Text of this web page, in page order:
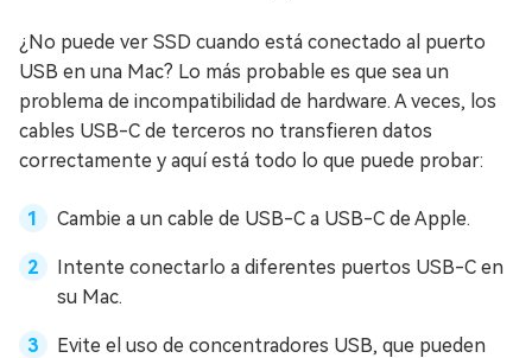
¿No puede ver SSD cuando está conectado al puerto
USB en una Mac? Lo más probable es que sea un
problema de incompatibilidad de hardware. A veces, los
cables USB-C de terceros no transfieren datos
correctamente y aquí está todo lo que puede probar:
Cambie a un cable de USB-C a USB-C de Apple.
Intente conectarlo a diferentes puertos USB-C en
su Mac.
Evite el uso de concentradores USB, que pueden